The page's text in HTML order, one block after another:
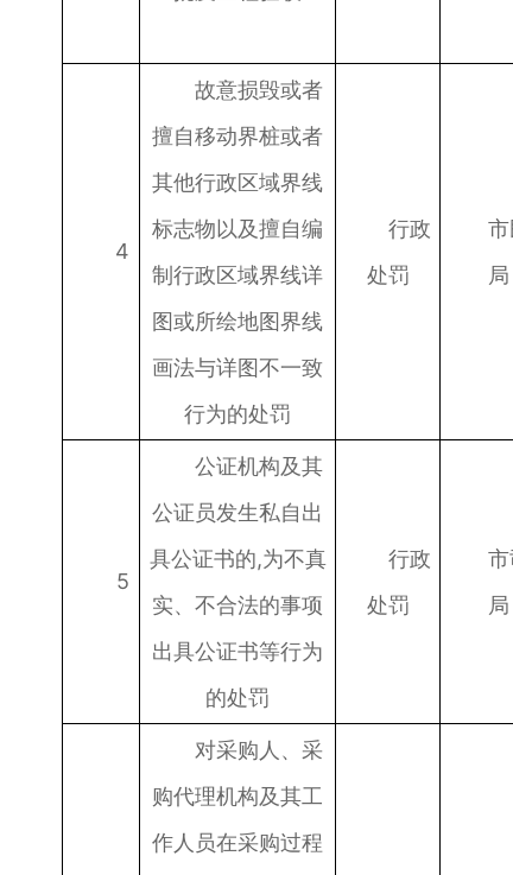
4
故意损毁或者
擅自移动界桩或者
其他行政区域界线
标志物以及擅自编
制行政区域界线详
图或所绘地图界线
画法与详图不一致
行为的处罚
行政
处罚
局
5
公证机构及其
公证员发生私自出
具公证书的,为不真
实、不合法的事项
出具公证书等行为
的处罚
行政
处罚
局
对采购人、采
购代理机构及其工
作人员在采购过程